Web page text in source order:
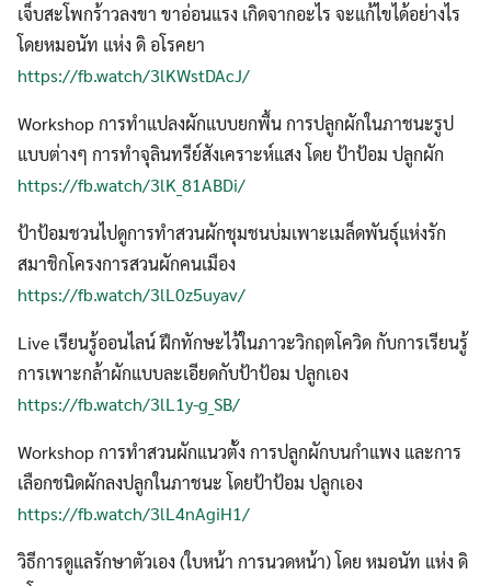
เจ็บสะโพกร้าวลงขา ขาอ่อนแรง เกิดจากอะไร จะแก้ไขได้อย่างไร
โดยหมอนัท แห่ง ดิ อโรคยา
https://fb.watch/3lKWstDAcJ/
Workshop การทำแปลงผักแบบยกพื้น การปลูกผักในภาชนะรูป
แบบต่างๆ การทำจุลินทรีย์สังเคราะห์แสง โดย ป้าป้อม ปลูกผัก
https://fb.watch/3lK_81ABDi/
ป้าป้อมชวนไปดูการทำสวนผักชุมชนบ่มเพาะเมล็ดพันธุ์แห่งรัก
สมาชิกโครงการสวนผักคนเมือง
https://fb.watch/3lL0z5uyav/
Live เรียนรู้ออนไลน์ ฝึกทักษะไว้ในภาวะวิกฤตโควิด กับการเรียนรู้
การเพาะกล้าผักแบบละเอียดกับป้าป้อม ปลูกเอง
https://fb.watch/3lL1y-g_SB/
Workshop การทำสวนผักแนวตั้ง การปลูกผักบนกำแพง และการ
เลือกชนิดผักลงปลูกในภาชนะ โดยป้าป้อม ปลูกเอง
https://fb.watch/3lL4nAgiH1/
วิธีการดูแลรักษาตัวเอง (ใบหน้า การนวดหน้า) โดย หมอนัท แห่ง ดิ